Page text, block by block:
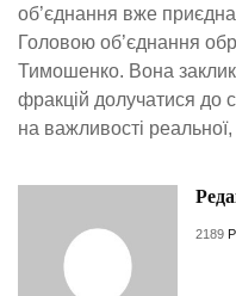
об’єднання вже
Головою об’єднання
Тимошенко. Вона
фракцій долучатися до
на важливості
2189